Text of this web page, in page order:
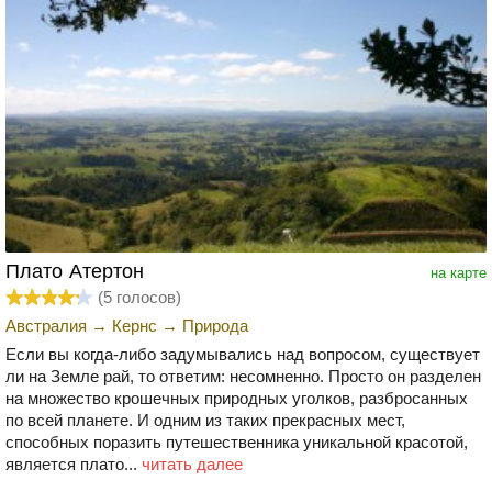
на карте
Плато Атертон
(5 голосов)
Австралия → Кернс → Природа
Если вы когда-либо задумывались над вопросом, существует
ли на Земле рай, то ответим: несомненно. Просто он разделен
на множество крошечных природных уголков, разбросанных
по всей планете. И одним из таких прекрасных мест,
способных поразить путешественника уникальной красотой,
является плато... читать далее